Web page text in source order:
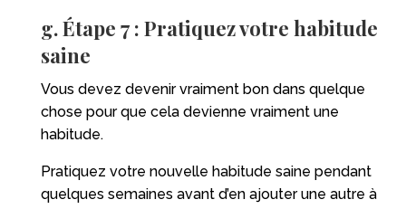
g. Étape 7 : Pratiquez votre habitude
saine
Vous devez devenir vraiment bon dans quelque
chose pour que cela devienne vraiment une
habitude.
Pratiquez votre nouvelle habitude saine pendant
quelques semaines avant d’en ajouter une autre à